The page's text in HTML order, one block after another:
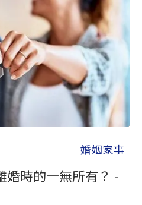
婚姻家事
婚時的一無所有？ -